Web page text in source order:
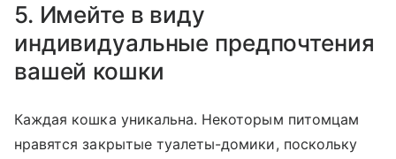
5. Имейте в виду
индивидуальные предпочтения
вашей кошки
Каждая кошка уникальна. Некоторым питомцам
нравятся закрытые туалеты-домики, поскольку